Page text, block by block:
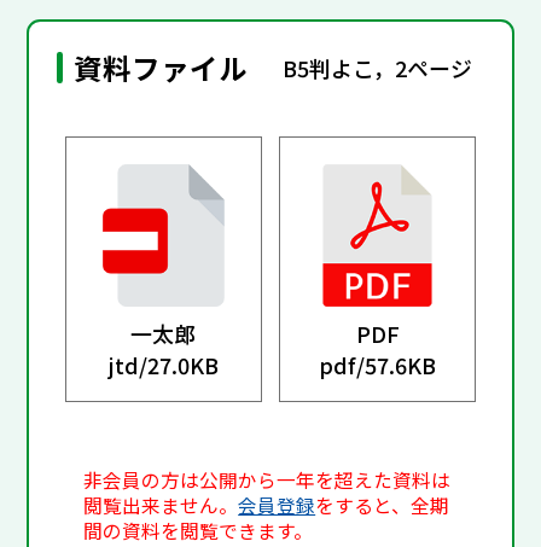
資料ファイル B5判よこ，2ページ
一太郎
jtd/27.0KB
PDF
pdf/57.6KB
非会員の方は公開から一年を超えた資料は
閲覧出来ません。会員登録をすると、全期
間の資料を閲覧できます。